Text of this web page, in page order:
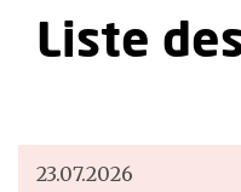
Liste
23.07.2026